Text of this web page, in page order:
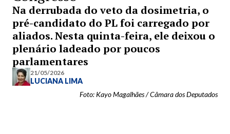
Na derrubada do veto da dosimetria, o
pré-candidato do PL foi carregado por
aliados. Nesta quinta-feira, ele deixou o
plenário ladeado por poucos
parlamentares
21/05/2026
LUCIANA LIMA
Foto: Kayo Magalhães / Câmara dos Deputados